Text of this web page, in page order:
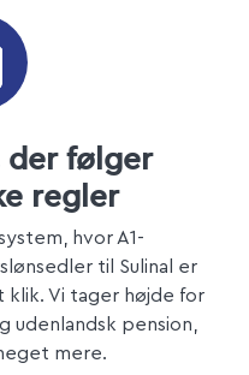
der følger
regler
hvor A1-
til Sulinal er
Vi tager højde for
udenlandsk pension,
mere.